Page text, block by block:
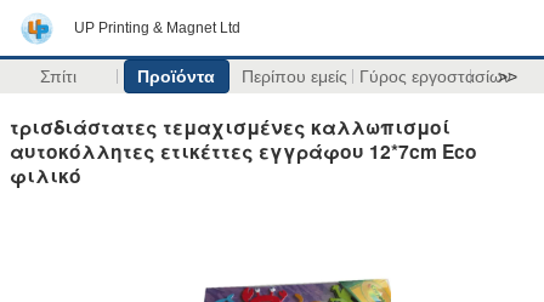
UP Printing & Magnet Ltd
Σπίτι Προϊόντα Περίπου εμείς Γύρος εργοστασίων
>>
τρισδιάστατες τεμαχισμένες καλλωπισμοί
αυτοκόλλητες ετικέττες εγγράφου 12*7cm Eco
φιλικό